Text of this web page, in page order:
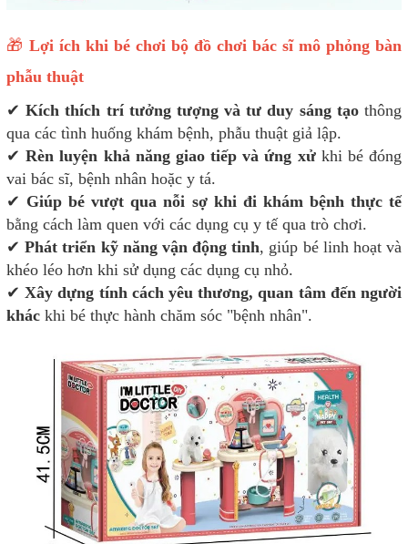
🎁 Lợi ích khi bé chơi bộ đồ chơi bác sĩ mô phỏng bàn
phẫu thuật
✔Kích thích trí tưởng tượng và tư duy sáng tạothông
qua các tình huống khám bệnh, phẫu thuật giả lập.
✔Rèn luyện khả năng giao tiếp và ứng xửkhi bé đóng
vai bác sĩ, bệnh nhân hoặc y tá.
✔ Giúp bé vượt qua nỗi sợ khi đi khám bệnh thực tế
bằng cách làm quen với các dụng cụ y tế qua trò chơi.
✔Phát triển kỹ năng vận động tinh, giúp bé linh hoạt và
khéo léo hơn khi sử dụng các dụng cụ nhỏ.
✔Xây dựng tính cách yêu thương, quan tâm đến người
khác khi bé thực hành chăm sóc "bệnh nhân".